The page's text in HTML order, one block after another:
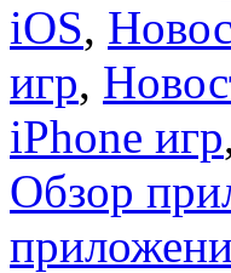
iOS,
игр,
iPhone игр
Обзор